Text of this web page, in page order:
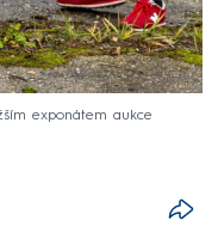
exponátem aukce